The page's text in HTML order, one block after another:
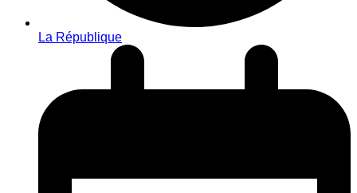
La République